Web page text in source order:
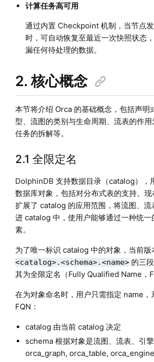
计算任务高可用
通过内置 Checkpoint 机制，当节点
时，可自动恢复至最近一次快照状态
漏任何待处理的数据。
2. 核心概念
本节将介绍 Orca 的基础概念，包括声明
型、流图的类别与生命周期、流表的作
任务的拆解等。
2.1 全限定名
DolphinDB 支持数据目录（catalog），
数据库对象，包括对分布式表的支持。
扩展了 catalog 的应用范围，将流图、流
进 catalog 中，使用户能够通过一种统一
素。
为了唯一标识 catalog 中的对象，当前版
<catalog>.<schema>.<name>的三
其为全限定名（Fully Qualified Name，
在为对象命名时，用户只需指定 name，
FQN：
catalog 由当前 catalog 决定
schema 根据对象是流图、流表、引
orca_graph, orca_table, orca_engine